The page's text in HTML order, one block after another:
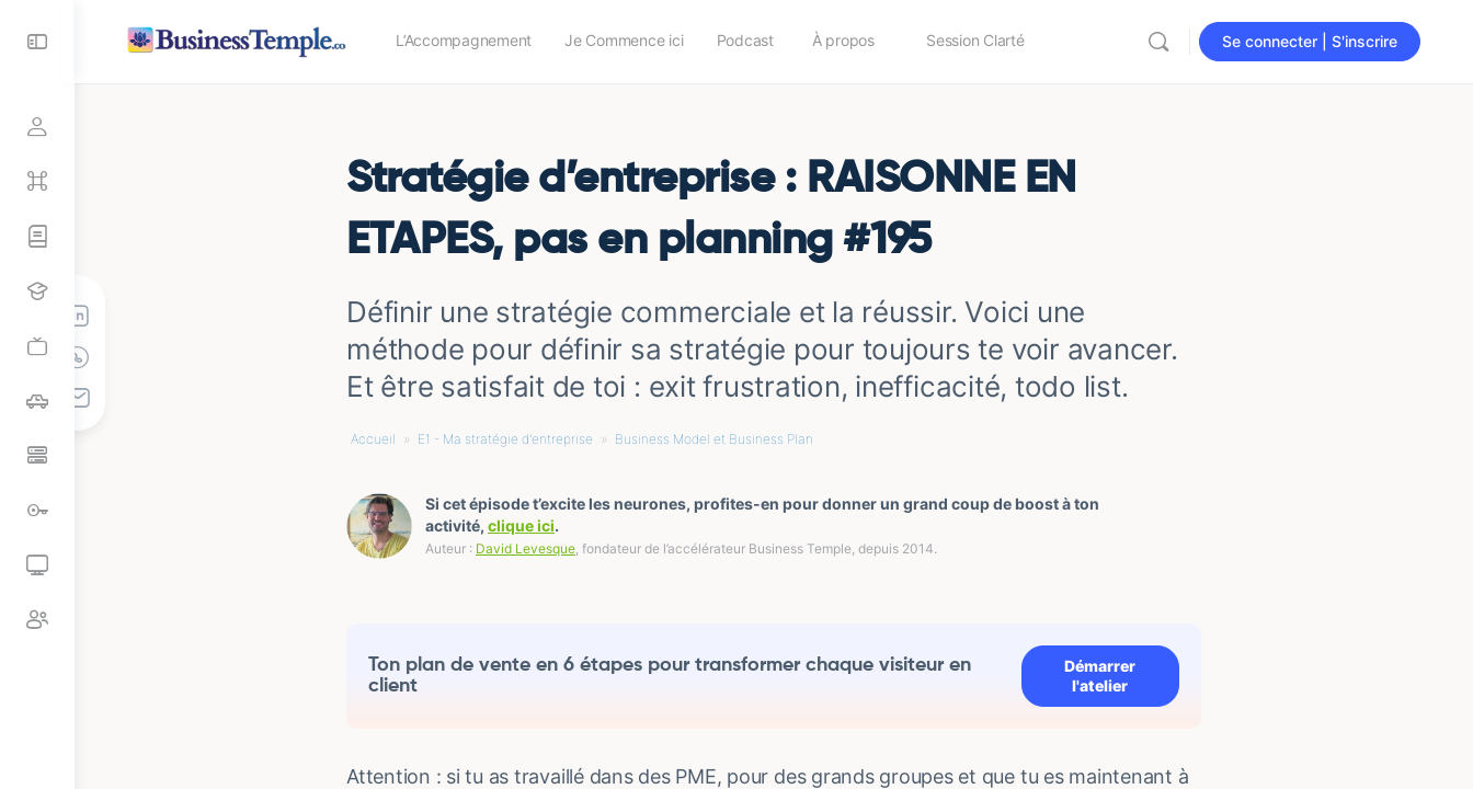
Toggle
L’Accompagnement Je Commence ici Podcast À propos Session Clarté Se connecter | S'inscrire
Stratégie d’entreprise : RAISONNE EN
ETAPES, pas en planning #195
Définir une stratégie commerciale et la réussir. Voici une
méthode pour définir sa stratégie pour toujours te voir avancer.
Et être satisfait de toi : exit frustration, inefficacité, todo list.
Accueil » E1 - Ma stratégie d'entreprise » Business Model et Business Plan
Si cet épisode t’excite les neurones, profites-en pour donner un grand coup de boost à ton
activité, clique ici.
Auteur : David Levesque, fondateur de l’accélérateur Business Temple, depuis 2014.
Ton plan de vente en 6 étapes pour transformer chaque visiteur en
client
Démarrer
l'atelier
Attention : si tu as travaillé dans des PME, pour des grands groupes et que tu es maintenant à